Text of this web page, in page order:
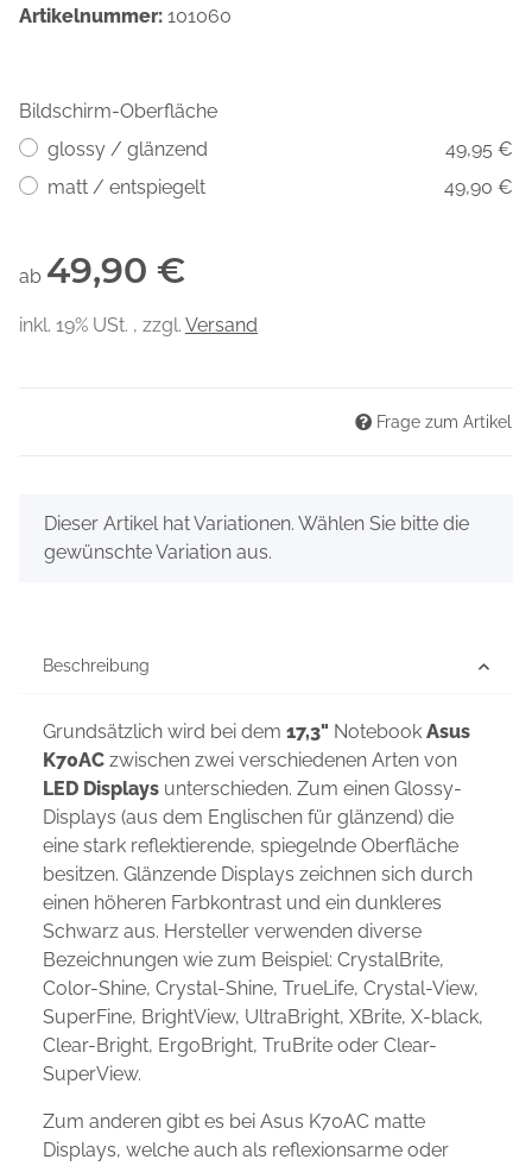
Artikelnummer: 101060
Bildschirm-Oberfläche
glossy / glänzend
49,95 €
matt / entspiegelt
49,90 €
ab 49,90 €
inkl. 19% USt. , zzgl. Versand
Frage zum Artikel
x
Dieser Artikel hat Variationen. Wählen Sie bitte die
gewünschte Variation aus.
Beschreibung
Grundsätzlich wird bei dem 17,3" Notebook Asus
K70AC zwischen zwei verschiedenen Arten von
LED Displays unterschieden. Zum einen Glossy-
Displays (aus dem Englischen für glänzend) die
eine stark reflektierende, spiegelnde Oberfläche
besitzen. Glänzende Displays zeichnen sich durch
einen höheren Farbkontrast und ein dunkleres
Schwarz aus. Hersteller verwenden diverse
Bezeichnungen wie zum Beispiel: CrystalBrite,
Color-Shine, Crystal-Shine, TrueLife, Crystal-View,
SuperFine, BrightView, UltraBright, XBrite, X-black,
Clear-Bright, ErgoBright, TruBrite oder Clear-
SuperView.
Zum anderen gibt es bei Asus K70AC matte
Displays, welche auch als reflexionsarme oder